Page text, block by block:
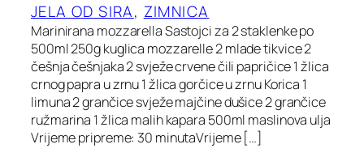
JELA OD SIRA, ZIMNICA
Marinirana mozzarella Sastojci za 2 staklenke po
500ml 250g kuglica mozzarelle 2 mlade tikvice 2
češnja češnjaka 2 svježe crvene čili papričice 1 žlica
crnog papra u zrnu 1 žlica gorčice u zrnu Korica 1
limuna 2 grančice svježe majčine dušice 2 grančice
ružmarina 1 žlica malih kapara 500ml maslinova ulja
Vrijeme pripreme: 30 minutaVrijeme […]